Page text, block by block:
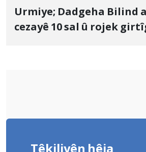
Urmiye; Dadgeha Bilind
cezayê 10 sal û rojek